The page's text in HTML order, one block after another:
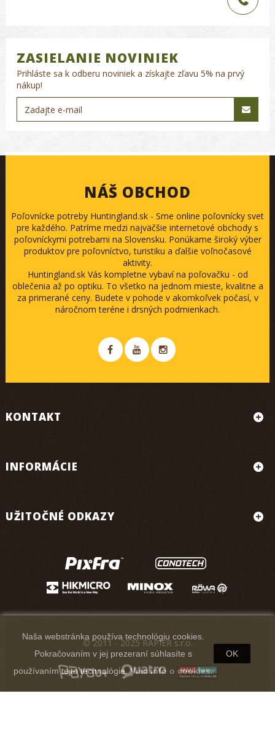
ZASIELANIE NOVINIEK
Prihláste sa k odberu noviniek a získajte zľavu 5% na prvý
nákup!
NÁŠ OBCHOD
Poľovnícke potreby Huntingland.sk - Sme online poľovnícky svet
pre každého. Patríme medzi najväčšie internetové obchody s
poľovníckymi potrebami na Slovensku. Ponúkame široký výber
produktov pre poľovníctvo, turistiku a ďalšie voľnočasové
aktivity.
Huntingland.sk Vás kompletne vybaví na poľovačku - od
oblečenia až po optiku. To všetko na jednom mieste, kvalitne a
za primerané ceny. Budete v pohode v akomkoľvek počasí, v
náročnom teréne i drsných podmienkach.
KONTAKT
INFORMÁCIE
UŽITOČNÉ ODKAZY
Naša webstránka používa technológiu cookies.
Pokračovaním v jej prezeraní súhlasíte s
používaním tejto technológie.Viac info o cookies.
OK
© 2011 - 2025 RAPIER s.r.o.